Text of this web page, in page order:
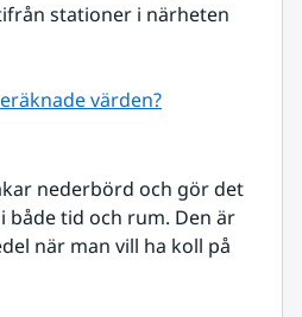
stationer i närheten
värden?
nederbörd och gör det
både tid och rum. Den är
när man vill ha koll på